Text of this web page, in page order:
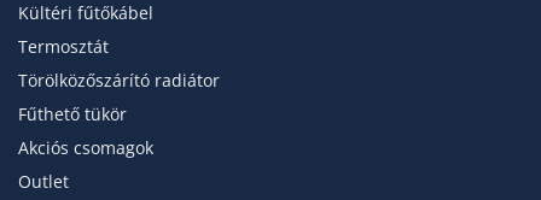
Kültéri fűtőkábel
Termosztát
Törölköző­szárító radiátor
Fűthető tükör
Akciós csomagok
Outlet